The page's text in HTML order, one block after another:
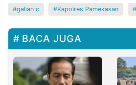
galian c Kapolres Pamekasan
BACA JUGA